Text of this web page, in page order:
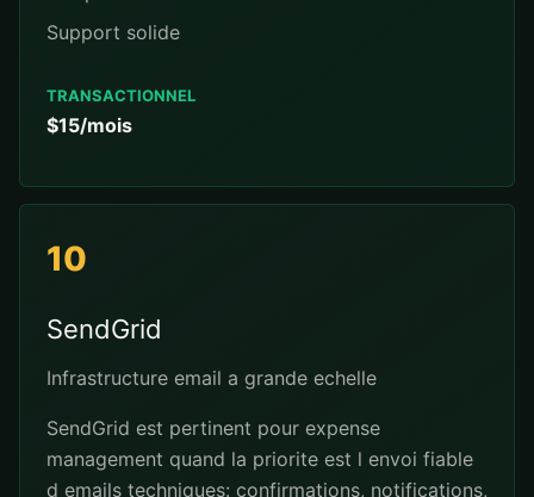
Support solide
TRANSACTIONNEL
$15/mois
10
SendGrid
Infrastructure email a grande echelle
SendGrid est pertinent pour expense
management quand la priorite est l envoi fiable
d emails techniques: confirmations, notifications,